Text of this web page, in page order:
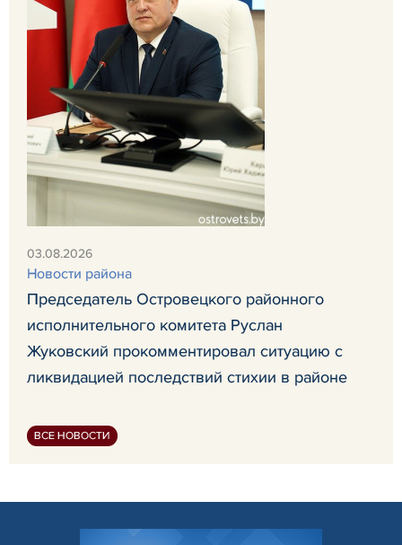
03.08.2026
Новости района
Председатель Островецкого районного
исполнительного комитета Руслан
Жуковский прокомментировал ситуацию с
ликвидацией последствий стихии в районе
ВСЕ НОВОСТИ